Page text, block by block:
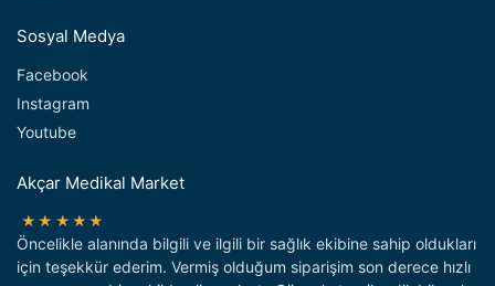
Sosyal Medya
Facebook
Instagram
Youtube
Akçar Medikal Market
★★★★★
Öncelikle alanında bilgili ve ilgili bir sağlık ekibine sahip oldukları
için teşekkür ederim. Vermiş olduğum siparişim son derece hızlı